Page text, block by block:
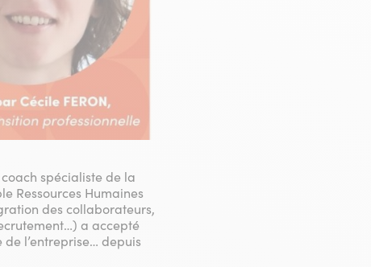
spécialiste de la
Ressources Humaines
des collaborateurs,
a accepté
l’entreprise… depuis